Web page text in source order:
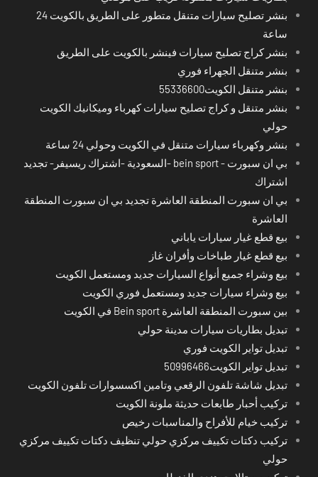
بنشر تصليح سيارات متنقل متطور على الطريق بالكويت 24
ساعة
بنشر كراج تصليح سيارات فينشر بالكويت على الطريق
بنشر متنقل الجهراء فوري
بنشر متنقل الكويت55336600
بنشر متنقل و كراج تصليح سيارات كهرباء وميكانيك الكويت
حولي
بنشر وكهرباء سيارات متنقل في الكويت وحولي 24 ساعة
بي ان سبورت - bein sport -السعودية -اشتراك ريسيفر- تجديد
اشتراك
بي ان سبورت المنطقة العاشرة تجديد بي ان سبورت المنطقة
العاشرة
بيع قطع غيار سيارات ياباني
بيع قطع غيار طباخات وأفران غاز
بيع وشراء جميع أنواع السيارات جديد ومستعمل الكويت
بيع وشراء سيارات جديد ومستعمل فوري الكويت
بين سبورت المنطقة العاشرة Bein sport في الكويت
تبديل بطاريات سيارات مدينة حولي
تبديل تواير الكويت فوري
تبديل تواير الكويت50996466
تبديل شاشة تلفون الرقعي وتامين اكسسوارات تلفون الكويت
تركيب أحبار طابعات حديثة ملونة الكويت
تركيب خيام للأفراح والمناسبات رخيص
تركيب دكتات تكييف مركزي حولي تنظيف دكتات تكييف مركزي
حولي